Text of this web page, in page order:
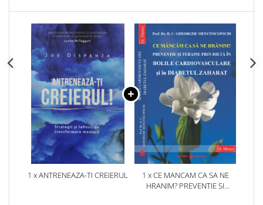
1 x ANTRENEAZA-TI CREIERUL
1 x CE MANCAM CA SA NE
HRANIM? PREVENTIE SI